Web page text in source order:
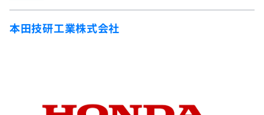
新卒エージェント
4択課題
本田技研工業株式会社